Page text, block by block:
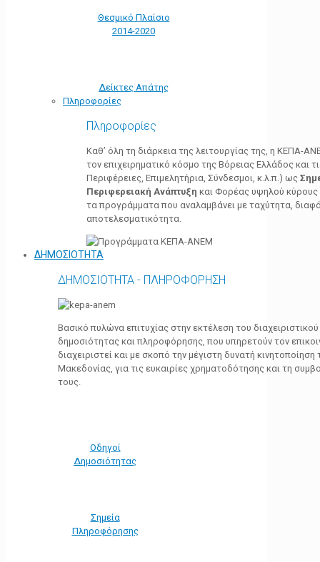
Θεσμικό Πλαίσιο
2014-2020
Δείκτες Απάτης
Πληροφορίες
Πληροφορίες
Καθ’ όλη τη διάρκεια της λειτουργίας της, η ΚΕΠΑ-
τον επιχειρηματικό κόσμο της Βόρειας Ελλάδος και
Περιφέρειες, Επιμελητήρια, Σύνδεσμοι, κ.λ.π.) ως
Περιφερειακή Ανάπτυξη και Φορέας υψηλού κύρους
τα προγράμματα που αναλαμβάνει με ταχύτητα,
αποτελεσματικότητα.
ΔΗΜΟΣΙΟΤΗΤΑ
ΔΗΜΟΣΙΟΤΗΤΑ - ΠΛΗΡΟΦΟΡΗΣΗ
Βασικό πυλώνα επιτυχίας στην εκτέλεση του
δημοσιότητας και πληροφόρησης, που υπηρετούν τον
διαχειριστεί και με σκοπό την μέγιστη δυνατή
Μακεδονίας, για τις ευκαιρίες χρηματοδότησης και τη
τους.
Οδηγοί
Δημοσιότητας
Σημεία
Πληροφόρησης